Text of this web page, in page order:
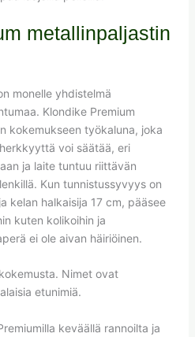
metallinpaljastin
monelle yhdistelmä
Klondike Premium
kokemukseen työkaluna, joka
voi säätää, eri
ja laite tuntuu riittävän
Kun tunnistussyvyys on
kelan halkaisija 17 cm, pääsee
kuten kolikoihin ja
ei ole aivan häiriöinen.
Nimet ovat
etunimiä.
keväällä rannoilta ja